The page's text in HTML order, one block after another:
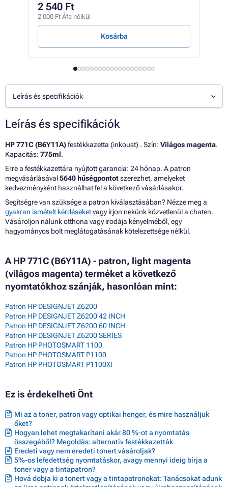
2 540 Ft
2 000 Ft Áfa nélkül
Kosárba
Leírás és specifikációk
Leírás és specifikációk
HP 771C (B6Y11A)festékkazetta (inkoust) . Szín: Világos magenta.
Kapacitás: 775ml.
Erre a festékkazettára nyújtott garancia: 24 hónap. A patron
megvásárlásával5640 hűségpontotszerezhet, amelyeket
kedvezményként használhat fel a következő vásárlásakor.
Segítségre van szüksége a patron kiválasztásában? Nézze meg a
gyakran ismételt kérdéseketvagy írjon nekünk közvetlenül a chaten.
Vásároljon nálunk otthona vagy irodája kényelméből, egy
hagyományos bolt meglátogatásának kötelezettsége nélkül.
A HP 771C (B6Y11A) - patron, light magenta
(világos magenta) terméket a következő
nyomtatókhoz szánják, hasonlóan mint:
Patron HP DESIGNJET Z6200
Patron HP DESIGNJET Z6200 42 INCH
Patron HP DESIGNJET Z6200 60 INCH
Patron HP DESIGNJET Z6200 SERIES
Patron HP PHOTOSMART 1100
Patron HP PHOTOSMART P1100
Patron HP PHOTOSMART P1100XI
Ez is érdekelheti Önt
Mi az a toner, patron vagy optikai henger, és mire használjuk
őket?
Hogyan lehet megtakarítani akár 80 %-ot a nyomtatás
összegéből? Megoldás: alternatív festékkazetták
Eredeti vagy nem eredeti tonert vásároljak?
5%-os lefedettség nyomtatáskor, avagy mennyi ideig bírja a
toner vagy a tintapatron?
Hová dobja ki a tonert vagy a tintapatronokat: Tanácsokat adunk